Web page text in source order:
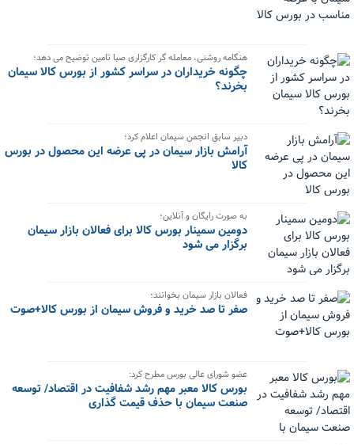
هنگامه روشنی، معامله گر کارگزاری صبا تامین توضیح می دهد؛
چگونه خریداران در سراسر کشور از بورس کالا سیمان
بخرند؟
دبیر سابق انجمن سیمان اعلام کرد؛
آرامش بازار سیمان در پی عرضه این محصول در بورس
کالا
به صورت رایگان و آنلاین؛
دومین سمینار بورس کالا برای فعالان بازار سیمان
برگزار می شود
فعالان بازار سیمان بخوانند؛
صفر تا صد خرید و فروش سیمان از بورس کالا+صوت
عضو شورای عالی بورس مطرح کرد:
بورس کالا معبر مهم رشد شفافیت در اقتصاد/ توسعه
صنعت سیمان با حذف قیمت گذاری